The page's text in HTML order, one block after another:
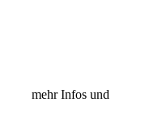
mehr Infos und